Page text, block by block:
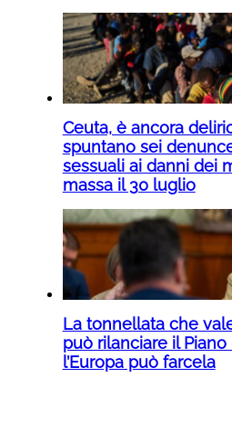
Ceuta, è ancora
spuntano sei
sessuali ai danni dei
massa il 30 luglio
La tonnellata che
può rilanciare il
l’Europa può farcela